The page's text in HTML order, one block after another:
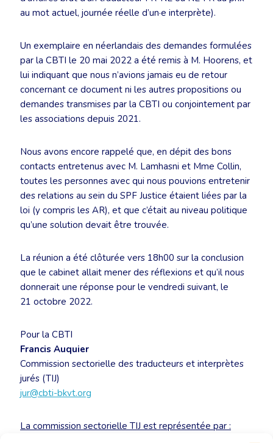
au mot actuel, journée réelle d’un·e interprète).
Un exemplaire en néerlandais des demandes formulées
par la CBTI le 20 mai 2022 a été remis à M. Hoorens, et
lui indiquant que nous n’avions jamais eu de retour
concernant ce document ni les autres propositions ou
demandes transmises par la CBTI ou conjointement par
les associations depuis 2021.
Nous avons encore rappelé que, en dépit des bons
contacts entretenus avec M. Lamhasni et Mme Collin,
toutes les personnes avec qui nous pouvions entretenir
des relations au sein du SPF Justice étaient liées par la
loi (y compris les AR), et que c’était au niveau politique
qu’une solution devait être trouvée.
La réunion a été clôturée vers 18h00 sur la conclusion
que le cabinet allait mener des réflexions et qu’il nous
donnerait une réponse pour le vendredi suivant, le
21 octobre 2022.
Pour la CBTI
Francis Auquier
Commission sectorielle des traducteurs et interprètes
jurés (TIJ)
jur@cbti-bkvt.org
La commission sectorielle TIJ est représentée par :